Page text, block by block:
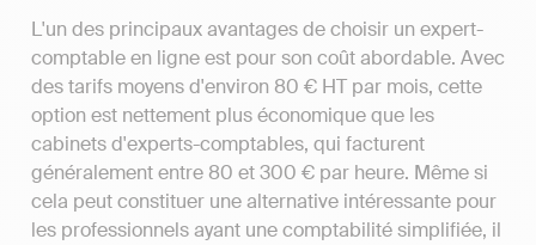
L'un des principaux avantages de choisir un expert-
comptable en ligne est pour son coût abordable. Avec
des tarifs moyens d'environ 80 € HT par mois, cette
option est nettement plus économique que les
cabinets d'experts-comptables, qui facturent
généralement entre 80 et 300 € par heure. Même si
cela peut constituer une alternative intéressante pour
les professionnels ayant une comptabilité simplifiée, il